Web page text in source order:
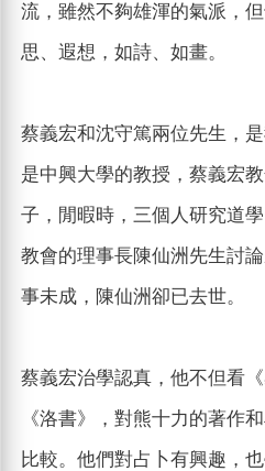
流，雖然不夠雄渾的氣派，
思、遐想，如詩、如畫。
蔡義宏和沈守篤兩位先生，
是中興大學的教授，蔡義宏
子，閒暇時，三個人研究道
教會的理事長陳仙洲先生討
事未成，陳仙洲卻已去世。
蔡義宏治學認真，他不但看
《洛書》，對熊十力的著作
比較。他們對占卜有興趣，